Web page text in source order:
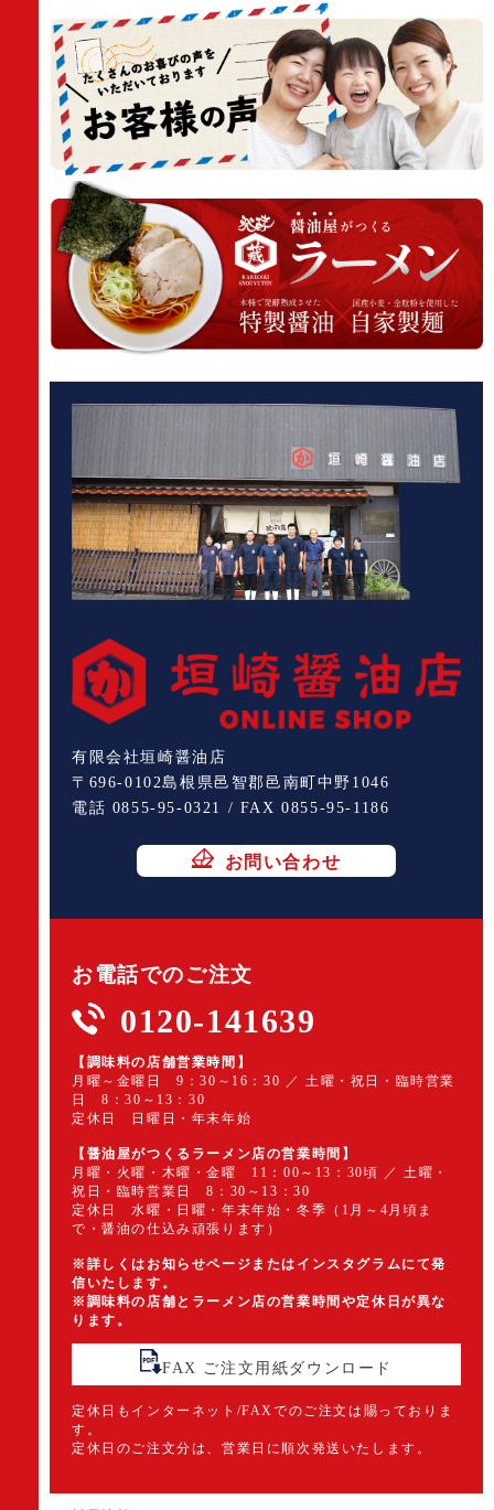
有限会社垣崎醤油店
〒696-0102島根県邑智郡邑南町中野1046
電話 0855-95-0321 / FAX 0855-95-1186
お問い合わせ
お電話でのご注文
0120-141639
【調味料の店舗営業時間】
月曜～金曜日 9：30～16：30 ／ 土曜・祝日・臨時営業
日 8：30～13：30
定休日 日曜日・年末年始
【醤油屋がつくるラーメン店の営業時間】
月曜・火曜・木曜・金曜 11：00～13：30頃 ／ 土曜・
祝日・臨時営業日 8：30～13：30
定休日 水曜・日曜・年末年始・冬季（1月～4月頃ま
で・醤油の仕込み頑張ります）
※詳しくはお知らせページまたはインスタグラムにて発
信いたします。
※調味料の店舗とラーメン店の営業時間や定休日が異な
ります。
FAX ご注文用紙ダウンロード
定休日もインターネット/FAXでのご注文は賜っておりま
す。
定休日のご注文分は、営業日に順次発送いたします。